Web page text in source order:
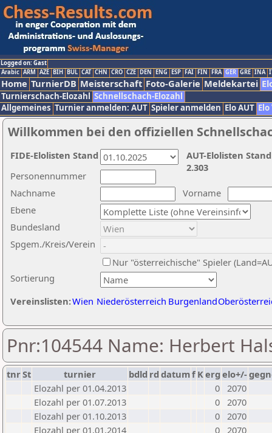
Logged on: Gast
Arabic ARM AZE BIH BUL CAT CHN CRO CZE DEN ENG ESP FAI FIN FRA GER GRE INA
Home TurnierDB Meisterschaft Foto-Galerie Meldekartei
Turnierschach-Elozahl Schnellschach-Elozahl
Allgemeines Turnier anmelden: AUT Spieler anmelden Elo AUT
Willkommen bei den offiziellen
Nachname
Vorname
Ebene
Sortierung
Personennummer
Bundesland
Spgem./Kreis/Verein
Nur "österreichische" Spieler
Vereinslisten:Wien Niederösterreich Burgenland
AUT-Elolisten
2.303
FIDE-Elolisten Stand
Pnr:104544 Name: Herbert
tnrSt turnier bdld rd datumf Kerg elo+/-
Elozahl per 01.04.2013
0 2070
Elozahl per 01.07.2013
0 2070
Elozahl per 01.10.2013
0 2070
Elozahl per 01.01.2014
0 2070